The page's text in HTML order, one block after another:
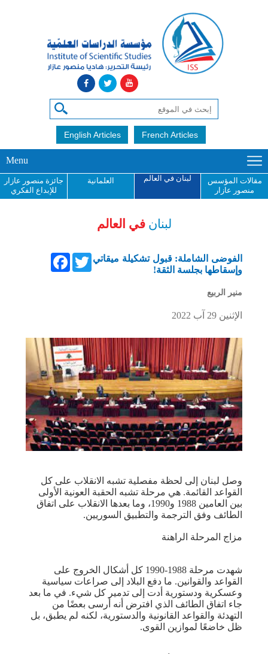
English Articles French Articles
Menu
مقالات المؤسس
منصور عازار
لبنان في العالم العلمانية
جائزة منصور عازار
للإبداع الفكري
لبنان في العالم
FacebookTwitter الفوضى الشاملة: قبول تشكيلة ميقاتي
وإسقاطها بجلسة الثقة!
منير الربيع
الإثنين 29 آب 2022
وصل لبنان إلى لحظة مفصلية تشبه الانقلاب على كل
القواعد القائمة. هي مرحلة تشبه الحقبة العونية الأولى
بين العامين 1988 و1990، وما بعدها الانقلاب على اتفاق
الطائف وفق الترجمة والتطبيق السوريين.
مزاج المرحلة الراهنة
شهدت مرحلة 1988-1990 كل أشكال الخروج على
القواعد والقوانين. ما دفع البلاد إلى صراعات سياسية
وعسكرية ودستورية أدت إلى تدمير كل شيء. في ما بعد
جاء اتفاق الطائف الذي افترض أنه أرسى بعضًا من
التهدئة والقواعد القانونية والدستورية، لكنه لم يطبق، بل
ظل خاضعًا لموازين القوى.